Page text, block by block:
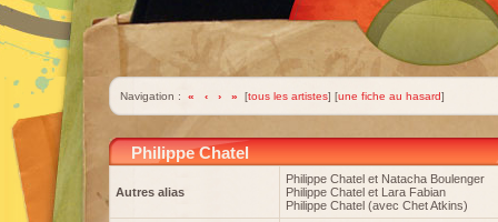
Navigation : « ‹ › » [tous les artistes] [une fiche au hasard]
Philippe Chatel
Autres alias
Philippe Chatel et Natacha Boulenger
Philippe Chatel et Lara Fabian
Philippe Chatel (avec Chet Atkins)